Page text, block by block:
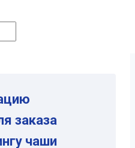
заказа
чаши